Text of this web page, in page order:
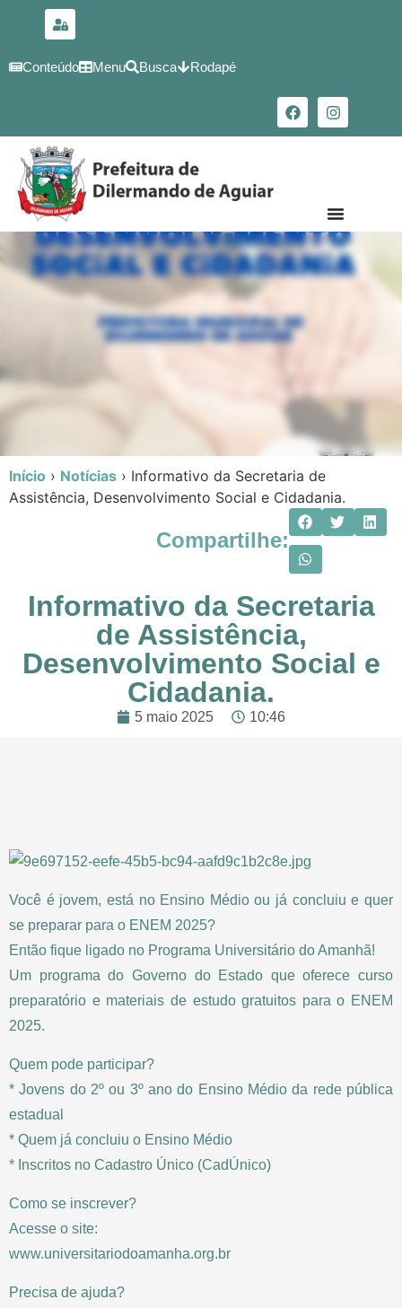
conteúdo
Conteúdo Menu Busca Rodapé
Início › Notícias › Informativo da Secretaria de
Assistência, Desenvolvimento Social e Cidadania.
Compartilhe:
Informativo da Secretaria
de Assistência,
Desenvolvimento Social e
Cidadania.
5 maio 2025 10:46
Você é jovem, está no Ensino Médio ou já concluiu e quer
se preparar para o ENEM 2025?
Então fique ligado no Programa Universitário do Amanhã!
Um programa do Governo do Estado que oferece curso
preparatório e materiais de estudo gratuitos para o ENEM
2025.
Quem pode participar?
* Jovens do 2º ou 3º ano do Ensino Médio da rede pública
estadual
* Quem já concluiu o Ensino Médio
* Inscritos no Cadastro Único (CadÚnico)
Como se inscrever?
Acesse o site:
www.universitariodoamanha.org.br
Precisa de ajuda?